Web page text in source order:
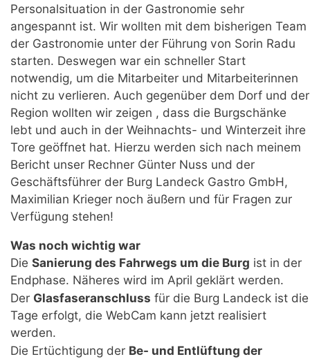
Personalsituation in der Gastronomie sehr
angespannt ist. Wir wollten mit dem bisherigen Team
der Gastronomie unter der Führung von Sorin Radu
starten. Deswegen war ein schneller Start
notwendig, um die Mitarbeiter und Mitarbeiterinnen
nicht zu verlieren. Auch gegenüber dem Dorf und der
Region wollten wir zeigen , dass die Burgschänke
lebt und auch in der Weihnachts- und Winterzeit ihre
Tore geöffnet hat. Hierzu werden sich nach meinem
Bericht unser Rechner Günter Nuss und der
Geschäftsführer der Burg Landeck Gastro GmbH,
Maximilian Krieger noch äußern und für Fragen zur
Verfügung stehen!
Was noch wichtig war
Die Sanierung des Fahrwegs um die Burg ist in der
Endphase. Näheres wird im April geklärt werden.
Der Glasfaseranschluss für die Burg Landeck ist die
Tage erfolgt, die WebCam kann jetzt realisiert
werden.
Die Ertüchtigung der Be- und Entlüftung der